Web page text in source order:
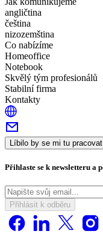
angličtina
čeština
nizozemština
Co nabízíme
Homeoffice
Notebook
Skvělý tým profesionálů
Stabilní firma
Kontakty
Líbilo by se mi tu pracovat
Přihlaste se k newsletteru a
Přihlásit k odběru